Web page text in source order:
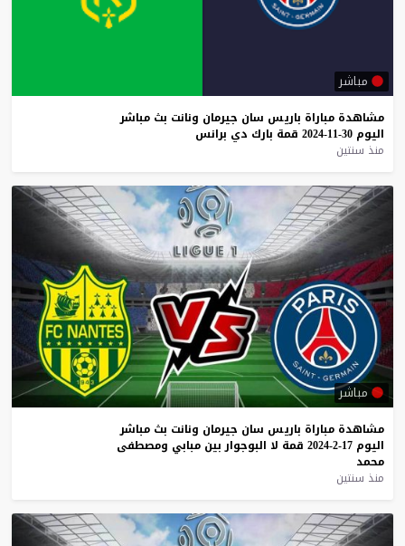
مباشر
مشاهدة مباراة باريس سان جيرمان ونانت بث مباشر
اليوم 30-11-2024 قمة بارك دي برانس
منذ سنتين
مباشر
مشاهدة مباراة باريس سان جيرمان ونانت بث مباشر
اليوم 17-2-2024 قمة لا البوجوار بين مبابي ومصطفى
محمد
منذ سنتين